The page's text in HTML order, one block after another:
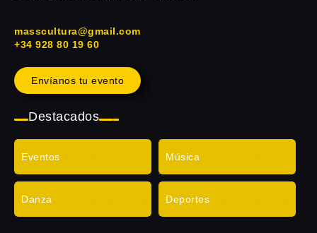
masscultura@gmail.com
+34 928 80 19 60
Envíanos tu evento
Destacados
Eventos Música
Danza Deportes